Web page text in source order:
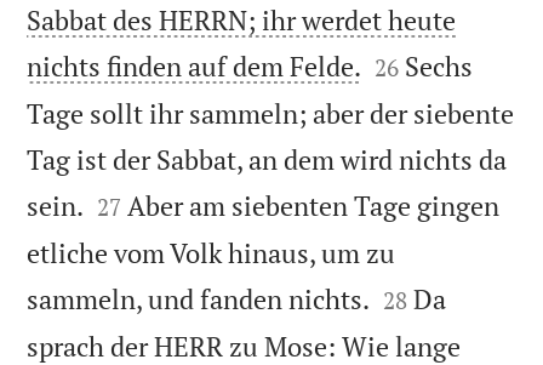
Sabbat des HERRN; ihr werdet heute
nichts finden auf dem Felde. 

26 Sechs
Tage sollt ihr sammeln; aber der siebente
Tag ist der Sabbat, an dem wird nichts da
sein. 

27 Aber am siebenten Tage gingen
etliche vom Volk hinaus, um zu
sammeln, und fanden nichts. 

28 Da
sprach der HERR zu Mose: Wie lange